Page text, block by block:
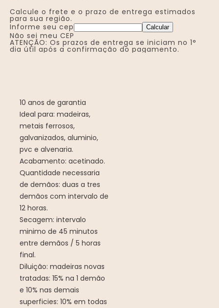
Calcule o frete e o prazo de entrega estimados
para sua região.
Informe seu cep
Calcular
Não sei meu CEP
ATENÇÃO: Os prazos de entrega se iniciam no 1°
dia útil após a confirmação do pagamento.
10 anos de garantia
Ideal para: madeiras,
metais ferrosos,
galvanizados, aluminio,
pvc e alvenaria.
Acabamento: acetinado.
Quantidade necessaria
de demãos: duas a tres
demãos com intervalo de
12 horas.
Secagem: intervalo
minimo de 45 minutos
entre demãos / 5 horas
final.
Diluição: madeiras novas
tratadas: 15% na 1 demão
e 10% nas demais
superficies: 10% em todas